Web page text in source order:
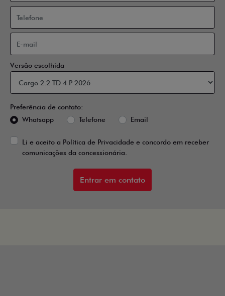
Versão escolhida
Preferência de contato:
Whatsapp
Telefone Email
Li e aceito a Política de Privacidade e concordo em receber
comunicações da concessionária.
Entrar em contato